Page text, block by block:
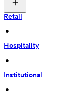
Retail
•
Hospitality
•
Institutional
•